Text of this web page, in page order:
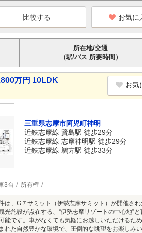
お気に
所在地/交通
（駅/バス 所要時間）
万円 10LDK
お気
三重県志摩市阿児町神明
近鉄志摩線 賢島駅 徒歩29分
近鉄志摩線 志摩神明駅 徒歩29分
近鉄志摩線 鵜方駅 徒歩33分
3台 所有権
は、G７サミット（伊勢志摩サミット）が開催さ
光施設が点在する、“伊勢志摩リゾートの中心地”
能です。車がなくても気軽にお越しいただけるた
れた自然豊かな環境で、圧倒的な眺望をお楽しみ